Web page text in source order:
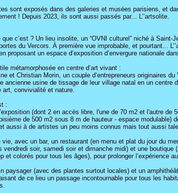
sont exposés dans des galeries et musées parisiens, et
! Depuis 2023, ils sont aussi passés par... L’’artsolite.
que c’est ? Un lieu insolite, un “OVNI culturel” niché à
du Vercors. À première vue improbable, et pourtant...
proposant un espace d’exposition d’envergure nationale
métamorphosée en centre d’art vivant :
et Christian Morin, un couple d’entrepreneurs originaires
ancienne usine de tissage de leur village natal en un centre
art, convivialité et nature.
:
(dont 2 en accès libre, l'une de 70 m2 et l'autre de
de 500 m2 sous 8 m de hauteur - espace modulable)
aussi à de artistes un peu moins connus mais tout aussi
vie, avec un bar, un restaurant (en menu et plat du jour du
vendredi soir, samedi soir et dimanche midi) et une boutique
et colorés pour tous les âges), pour prolonger l’expérience
paysager (avec des plantes surtout locales) et un
de ce lieu un passage incontournable pour tous les